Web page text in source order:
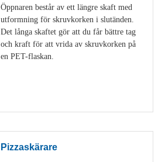
Öppnaren består av ett längre skaft med
utformning för skruvkorken i slutänden.
Det långa skaftet gör att du får bättre tag
och kraft för att vrida av skruvkorken på
en PET-flaskan.
Pizzaskärare